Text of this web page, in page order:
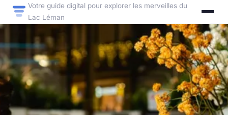
Votre guide digital pour explorer les merveilles du
Lac Léman